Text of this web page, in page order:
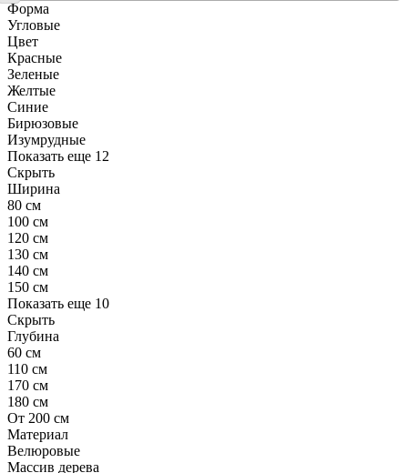
Форма
Угловые
Цвет
Красные
Зеленые
Желтые
Синие
Бирюзовые
Изумрудные
Показать еще 12
Скрыть
Ширина
80 см
100 см
120 см
130 см
140 см
150 см
Показать еще 10
Скрыть
Глубина
60 см
110 см
170 см
180 см
От 200 см
Материал
Велюровые
Массив дерева